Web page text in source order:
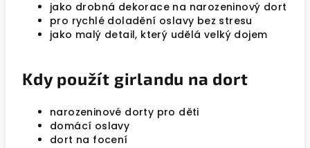
jako drobná dekorace na narozeninový dort
pro rychlé doladění oslavy bez stresu
jako malý detail, který udělá velký dojem
Kdy použít girlandu na dort
narozeninové dorty pro děti
domácí oslavy
dort na focení